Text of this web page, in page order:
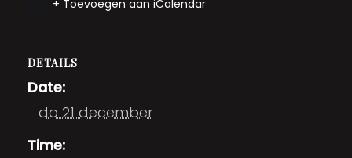
+ Toevoegen aan iCalendar
DETAILS
Date:
do 21 december
Time: